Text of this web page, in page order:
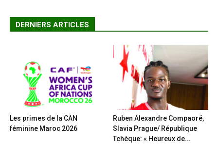
DERNIERS ARTICLES
Les primes de la CAN
féminine Maroc 2026
Ruben Alexandre Compaoré,
Slavia Prague/ République
Tchèque: « Heureux de...